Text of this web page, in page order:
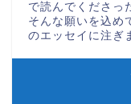
で読んでくださっ
そんな願いを込め
のエッセイに注ぎ